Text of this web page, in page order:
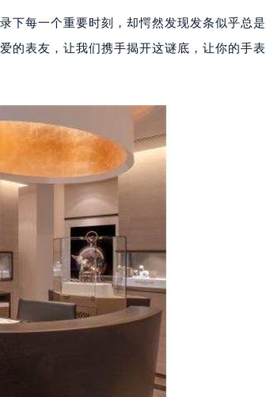
下每一个重要时刻，却愕然发现发条似乎总是
的表友，让我们携手揭开这谜底，让你的手表